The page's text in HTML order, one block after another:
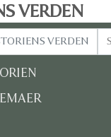
VERDEN